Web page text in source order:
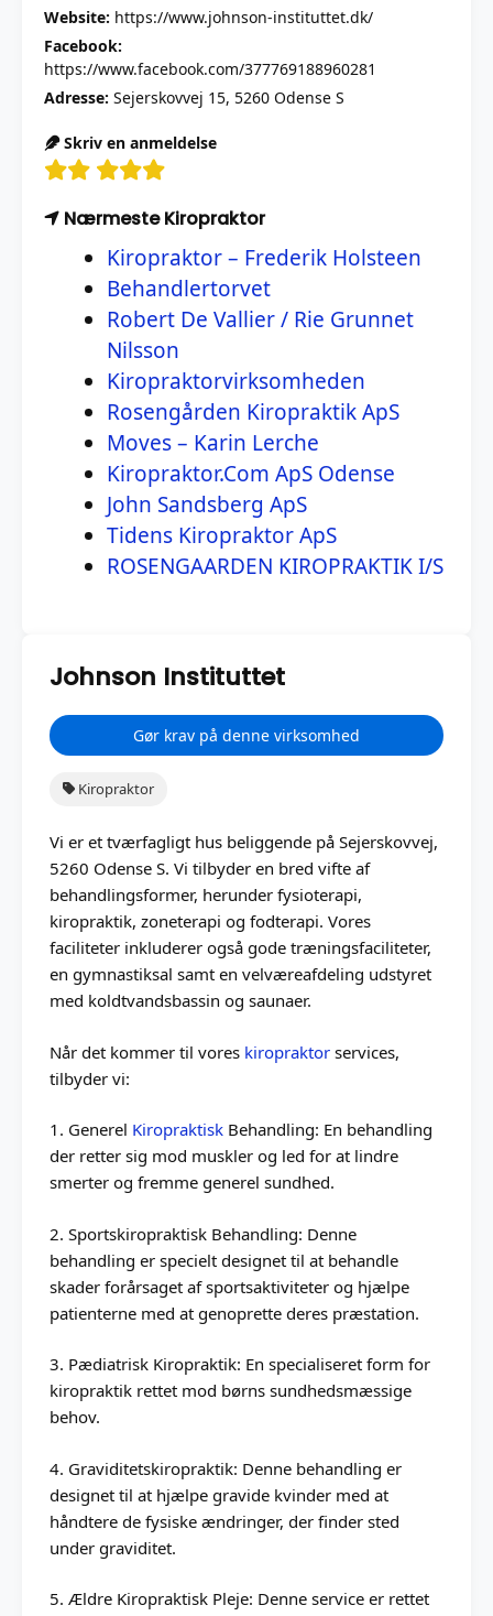
Website: https://www.johnson-instituttet.dk/
Facebook:
https://www.facebook.com/377769188960281
Adresse: Sejerskovvej 15, 5260 Odense S
Skriv en anmeldelse
Nærmeste Kiropraktor
Kiropraktor – Frederik Holsteen
Behandlertorvet
Robert De Vallier / Rie Grunnet
Nilsson
Kiropraktorvirksomheden
Rosengården Kiropraktik ApS
Moves – Karin Lerche
Kiropraktor.Com ApS Odense
John Sandsberg ApS
Tidens Kiropraktor ApS
ROSENGAARDEN KIROPRAKTIK I/S
Johnson Instituttet
Gør krav på denne virksomhed
Kiropraktor
Vi er et tværfagligt hus beliggende på Sejerskovvej,
5260 Odense S. Vi tilbyder en bred vifte af
behandlingsformer, herunder fysioterapi,
kiropraktik, zoneterapi og fodterapi. Vores
faciliteter inkluderer også gode træningsfaciliteter,
en gymnastiksal samt en velværeafdeling udstyret
med koldtvandsbassin og saunaer.
Når det kommer til vores kiropraktor services,
tilbyder vi:
1. Generel Kiropraktisk Behandling: En behandling
der retter sig mod muskler og led for at lindre
smerter og fremme generel sundhed.
2. Sportskiropraktisk Behandling: Denne
behandling er specielt designet til at behandle
skader forårsaget af sportsaktiviteter og hjælpe
patienterne med at genoprette deres præstation.
3. Pædiatrisk Kiropraktik: En specialiseret form for
kiropraktik rettet mod børns sundhedsmæssige
behov.
4. Graviditetskiropraktik: Denne behandling er
designet til at hjælpe gravide kvinder med at
håndtere de fysiske ændringer, der finder sted
under graviditet.
5. Ældre Kiropraktisk Pleje: Denne service er rettet